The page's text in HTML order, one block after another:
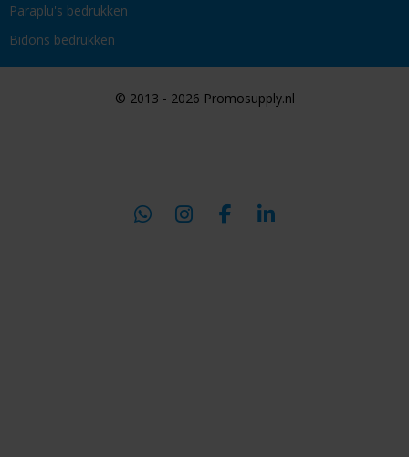
Paraplu's bedrukken
Bidons bedrukken
© 2013 - 2026 Promosupply.nl